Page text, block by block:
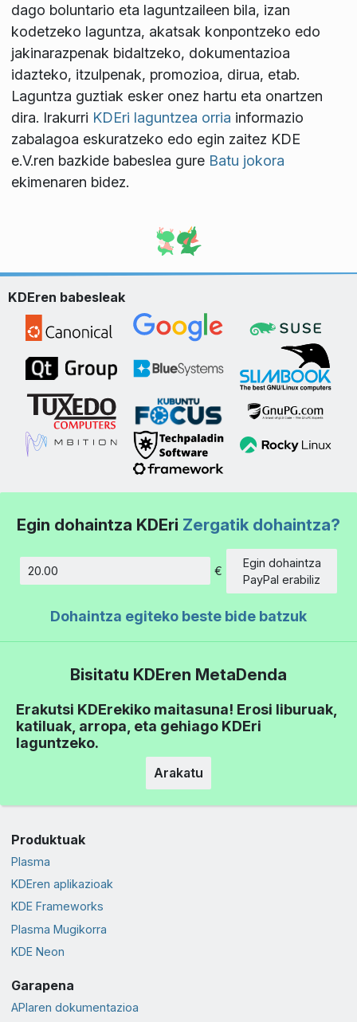
dago boluntario eta laguntzaileen bila, izan
kodetzeko laguntza, akatsak konpontzeko edo
jakinarazpenak bidaltzeko, dokumentazioa
idazteko, itzulpenak, promozioa, dirua, etab.
Laguntza guztiak esker onez hartu eta onartzen
dira. Irakurri KDEri laguntzea orria informazio
zabalagoa eskuratzeko edo egin zaitez KDE
e.V.ren bazkide babeslea gure Batu jokora
ekimenaren bidez.
KDEren babesleak
Egin dohaintza KDEri Zergatik dohaintza?
Kopurua
€
Egin dohaintza
PayPal erabiliz
Dohaintza egiteko beste bide batzuk
Bisitatu KDEren MetaDenda
Erakutsi KDErekiko maitasuna! Erosi liburuak,
katiluak, arropa, eta gehiago KDEri
laguntzeko.
Arakatu
Produktuak
Plasma
KDEren aplikazioak
KDE Frameworks
Plasma Mugikorra
KDE Neon
Garapena
APIaren dokumentazioa